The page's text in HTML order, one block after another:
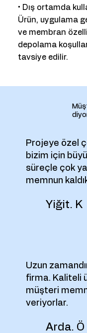
• Dış ortamda
Ürün, uygulama
ve membran
depolama
tavsiye edilir.
Projeye özel
bizim için
süreçle çok
memnun
Yiğit. K
Uzun
firma. Kaliteli
müşteri
veriyorlar.
Arda. Ö